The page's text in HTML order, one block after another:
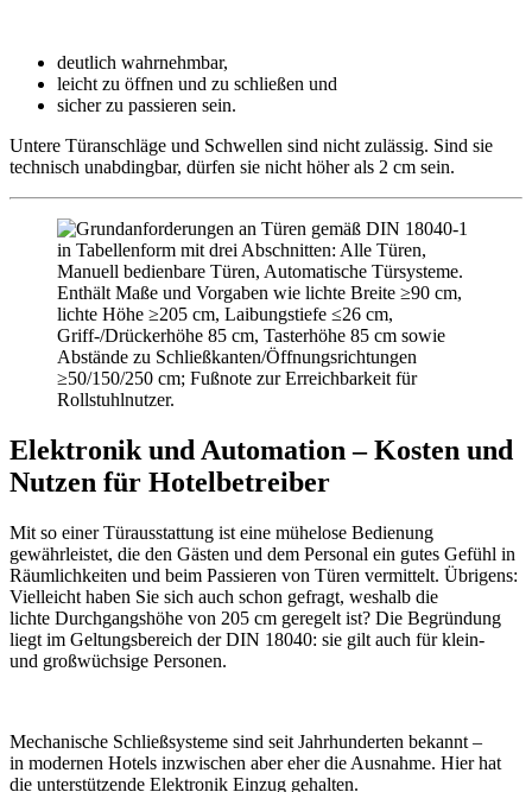
deutlich wahrnehmbar,
leicht zu öffnen und zu schließen und
sicher zu passieren sein.
Untere Türanschläge und Schwellen sind nicht zulässig. Sind sie
technisch unabdingbar, dürfen sie nicht höher als 2 cm sein.
Elektronik und Automation – Kosten und
Nutzen für Hotelbetreiber
Mit so einer Türausstattung ist eine mühelose Bedienung
gewährleistet, die den Gästen und dem Personal ein gutes Gefühl in
Räumlichkeiten und beim Passieren von Türen vermittelt. Übrigens:
Vielleicht haben Sie sich auch schon gefragt, weshalb die
lichte Durchgangshöhe von 205 cm geregelt ist? Die Begründung
liegt im Geltungsbereich der DIN 18040: sie gilt auch für klein-
und großwüchsige Personen.
Mechanische Schließsysteme sind seit Jahrhunderten bekannt –
in modernen Hotels inzwischen aber eher die Ausnahme. Hier hat
die unterstützende Elektronik Einzug gehalten.